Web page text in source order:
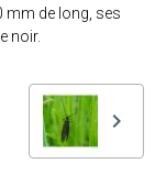
mm de long, ses
noir.